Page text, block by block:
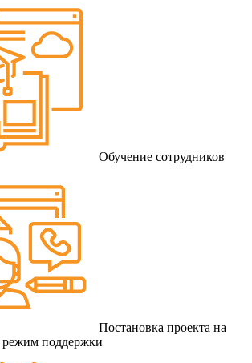
Обучение сотрудников
Постановка проекта на
поддержки